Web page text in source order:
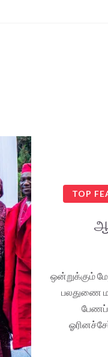
TOP
ஒன்றுக்கும்
பலதுணை